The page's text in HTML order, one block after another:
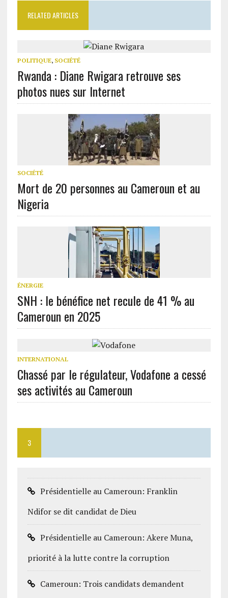
RELATED ARTICLES
POLITIQUE, SOCIÉTÉ
Rwanda : Diane Rwigara retrouve ses
photos nues sur Internet
SOCIÉTÉ
Mort de 20 personnes au Cameroun et au
Nigeria
ÉNERGIE
SNH : le bénéfice net recule de 41 % au
Cameroun en 2025
INTERNATIONAL
Chassé par le régulateur, Vodafone a cessé
ses activités au Cameroun
3
Présidentielle au Cameroun: Franklin
Ndifor se dit candidat de Dieu
Présidentielle au Cameroun: Akere Muna,
priorité à la lutte contre la corruption
Cameroun: Trois candidats demandent